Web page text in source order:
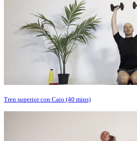
Tren superior con Caio (40 mins)